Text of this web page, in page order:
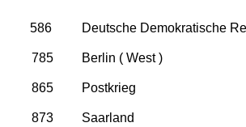
586 Deutsche Demokratische
785 Berlin ( West )
865 Postkrieg
873 Saarland